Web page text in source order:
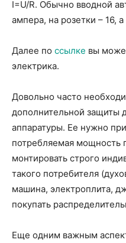
I=U/R. Обычно вводной
ампера, на розетки – 16, а
Далее по ссылке вы
электрика.
Довольно часто
дополнительной защиты
аппаратуры. Ее нужно
потребляемая мощность
монтировать строго
такого потребителя
машина, электроплита,
покупать
Еще одним важным